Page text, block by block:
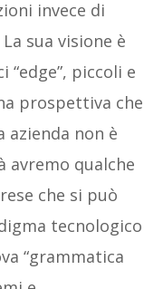
invece di
sua visione è
piccoli e
prospettiva che
azienda non è
avremo qualche
che si può
tecnologico
“grammatica